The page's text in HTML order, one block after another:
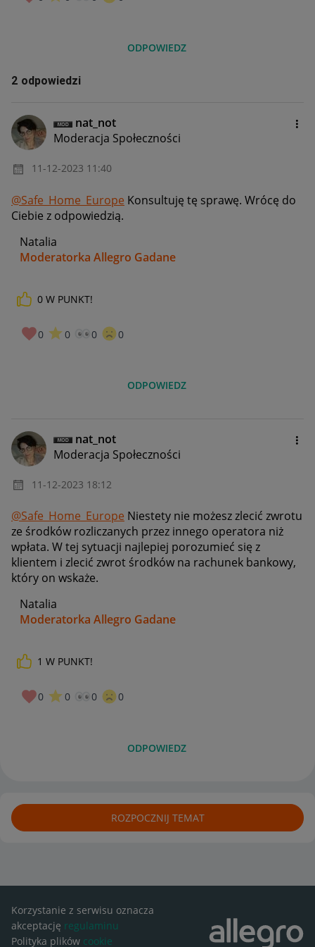
ODPOWIEDZ
2 odpowiedzi
nat_not
Moderacja Społeczności
‎11-12-2023 11:40
@Safe_Home_Europe Konsultuję tę sprawę. Wrócę do
Ciebie z odpowiedzią.
Natalia
Moderatorka Allegro Gadane
0 W PUNKT!
0 0 0 0
ODPOWIEDZ
nat_not
Moderacja Społeczności
‎11-12-2023 18:12
@Safe_Home_Europe Niestety nie możesz zlecić zwrotu
ze środków rozliczanych przez innego operatora niż
wpłata. W tej sytuacji najlepiej porozumieć się z
klientem i zlecić zwrot środków na rachunek bankowy,
który on wskaże.
Natalia
Moderatorka Allegro Gadane
1 W PUNKT!
0 0 0 0
ODPOWIEDZ
ROZPOCZNIJ TEMAT
Korzystanie z serwisu oznacza
akceptację regulaminu
Polityka plików cookie